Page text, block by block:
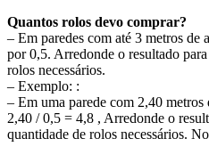
Quantos rolos devo comprar?
– Em paredes com até 3 metros de
por 0,5. Arredonde o resultado
rolos necessários.
– Exemplo: :
– Em uma parede com 2,40 metros
2,40 / 0,5 = 4,8 , Arredonde o
quantidade de rolos necessários.